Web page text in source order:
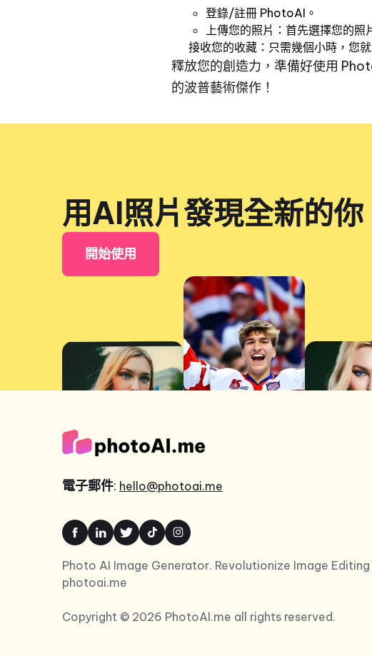
登錄/註冊 PhotoAI。
上傳您的照片：首先選擇您的照
接收您的收藏：只需幾個小時，您
釋放您的創造力，準備好使用
的波普藝術傑作！
用AI照片發現全新的你
開始使用
電子郵件: hello@photoai.me
Photo AI Image Generator. Revolutionize Image
photoai.me
Copyright © 2026 PhotoAI.me all rights reserved.